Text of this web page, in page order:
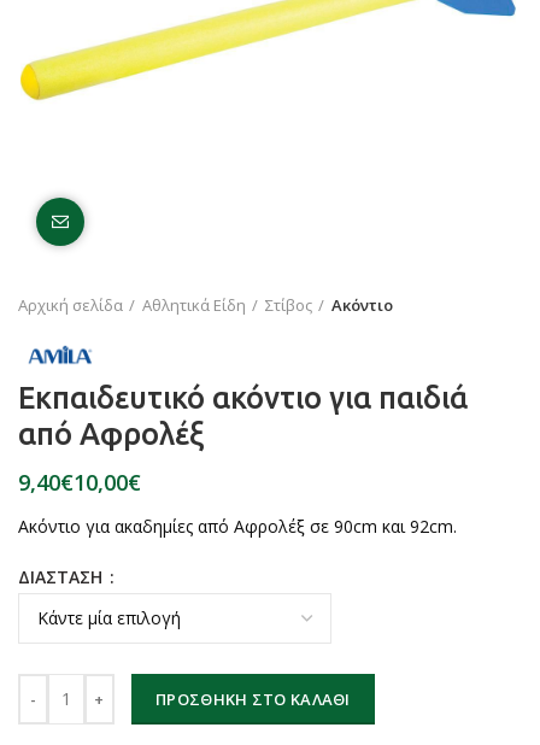
Αρχική σελίδα Αθλητικά Είδη Στίβος Ακόντιο
Εκπαιδευτικό ακόντιο για παιδιά
από Αφρολέξ
€ €
Ακόντιο για ακαδημίες από Αφρολέξ σε 90cm και 92cm.
ΔΙΑΣΤΑΣΗ
ΠΡΟΣΘΉΚΗ ΣΤΟ ΚΑΛΆΘΙ